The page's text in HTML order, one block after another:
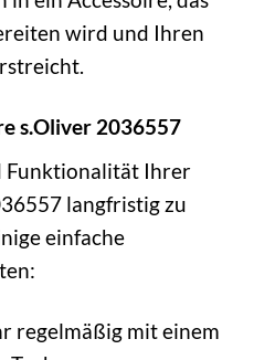
wird und Ihren
s.Oliver 2036557
Funktionalität Ihrer
langfristig zu
einfache
regelmäßig mit einem